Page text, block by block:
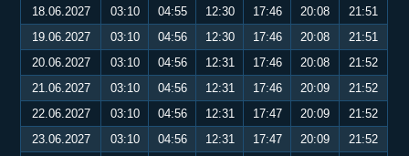
18.06.2027
03:10 04:55 12:30 17:46 20:08
21:51
19.06.2027
03:10 04:56 12:30 17:46 20:08
21:51
20.06.2027
03:10 04:56 12:31 17:46 20:08
21:52
21.06.2027
03:10 04:56 12:31 17:46 20:09
21:52
22.06.2027
03:10 04:56 12:31 17:47 20:09
21:52
23.06.2027
03:10 04:56 12:31 17:47 20:09
21:52